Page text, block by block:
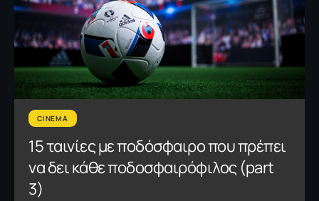
CINEMA
15 ταινίες με ποδόσφαιρο που πρέπει
να δει κάθε ποδοσφαιρόφιλος (part
3)